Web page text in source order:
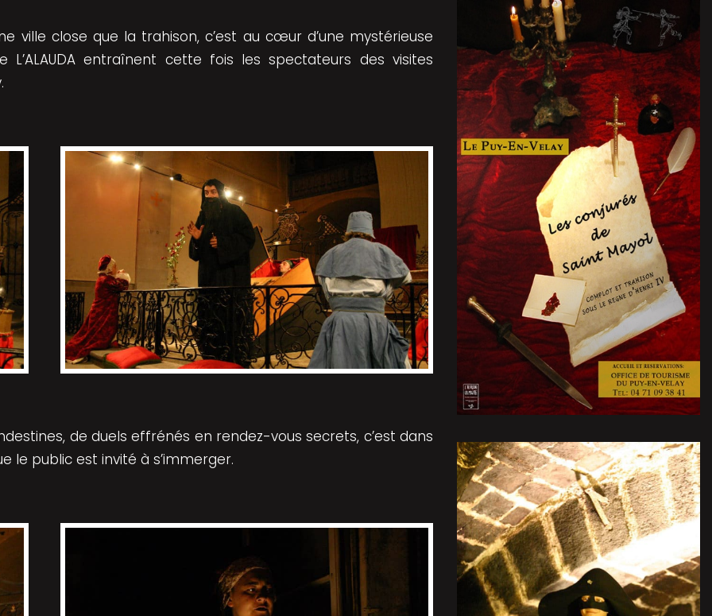
ville close que la trahison, c’est au cœur d’une mystérieuse
entraînent cette fois les spectateurs des visites
de duels effrénés en rendez-vous secrets, c’est dans
le public est invité à s’immerger.